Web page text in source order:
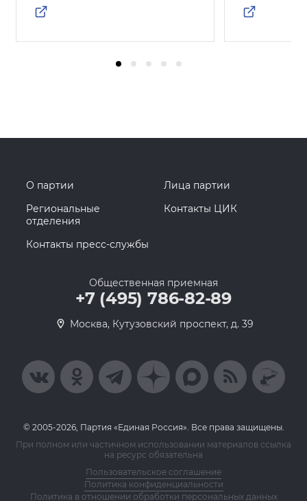
О партии
Лица партии
Региональные
отделения
Контакты ЦИК
Контакты пресс-службы
Общественная приемная
+7 (495) 786-82-89
Москва, Кутузовский проспект, д. 39
© 2005-2026, Партия «Единая Россия». Все права защищены.
При полном или частичном использовании материалов ссылка
на ресурс обязательна
Пользовательское соглашение
Политика конфиденциальности
Политика в отношении обработки персональных данных